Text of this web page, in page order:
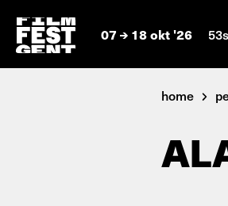
07 18 okt '26
home